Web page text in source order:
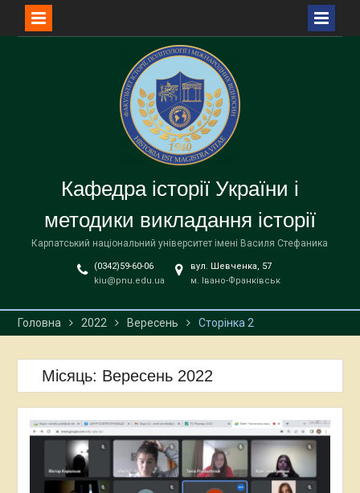
Кафедра історії України і
методики викладання історії
Карпатський національний університет імені Василя Стефаника
(0342)59-60-06
kiu@pnu.edu.ua
вул. Шевченка, 57
м. Івано-Франківськ
Головна 2022 Вересень Сторінка 2
Місяць: Вересень 2022